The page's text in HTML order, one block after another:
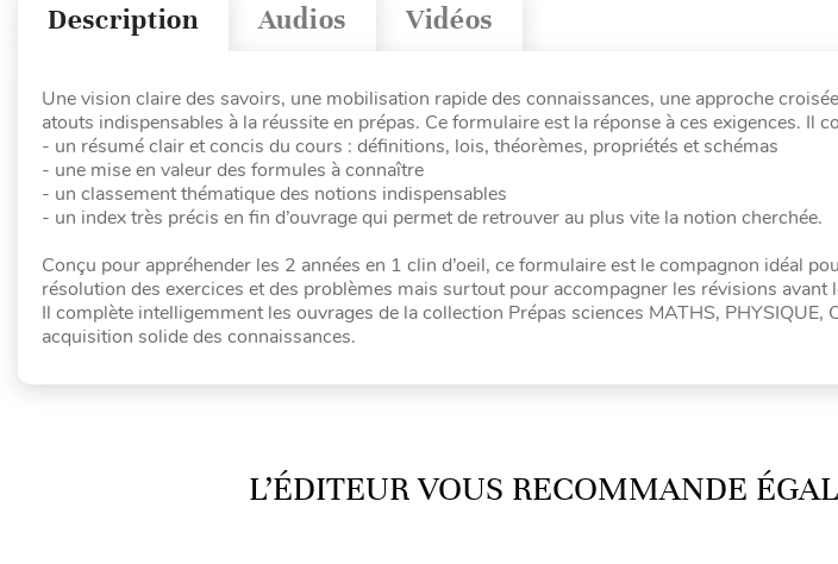
Vidéos
Audios
Description
Une vision claire des savoirs, une mobilisation rapide des connaissances, une approche
atouts indispensables à la réussite en prépas. Ce formulaire est la réponse à ces exigences. Il
- un résumé clair et concis du cours : définitions, lois, théorèmes, propriétés et schémas
- une mise en valeur des formules à connaître
- un classement thématique des notions indispensables
- un index très précis en fin d’ouvrage qui permet de retrouver au plus vite la notion cherchée.
Conçu pour appréhender les 2 années en 1 clin d’oeil, ce formulaire est le compagnon idéal
résolution des exercices et des problèmes mais surtout pour accompagner les révisions avant
Il complète intelligemment les ouvrages de la collection Prépas sciences MATHS, PHYSIQUE,
acquisition solide des connaissances.
L’ÉDITEUR VOUS RECOMMANDE